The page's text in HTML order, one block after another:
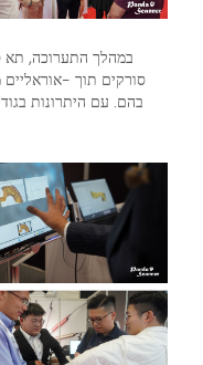
במהלך התערוכה, תא
סורקים תוך -
בהם. עם היתרונות